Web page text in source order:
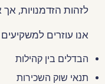
לזהות הזדמנויות, אך
אנו עוזרים
הבדלים בין קהילות
תנאי שוק השכירות